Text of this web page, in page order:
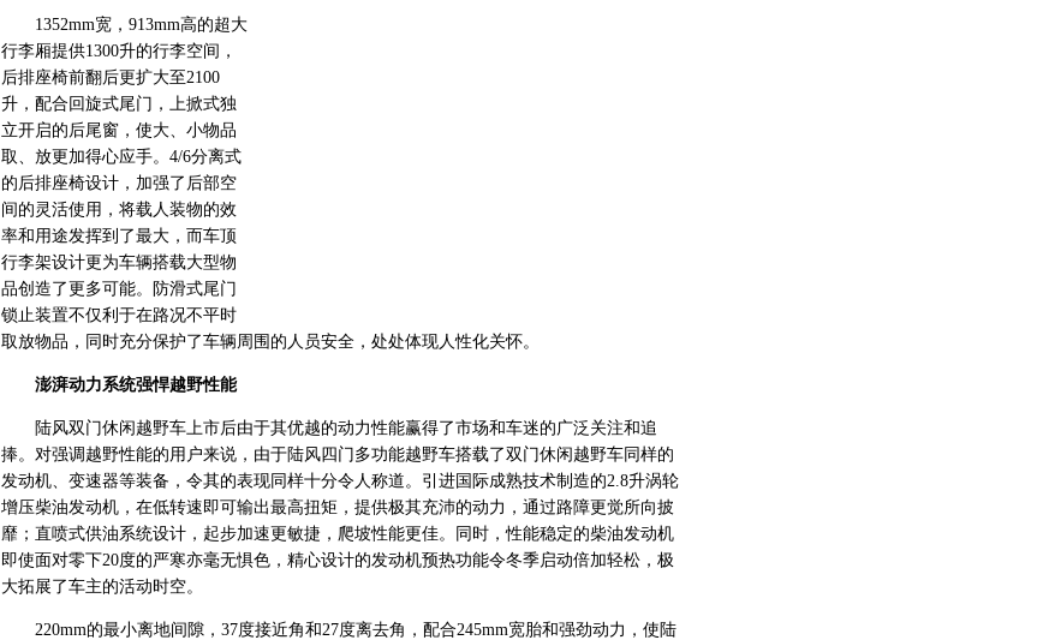
1352mm宽，913mm高的超大
行李厢提供1300升的行李空间，
后排座椅前翻后更扩大至2100
升，配合回旋式尾门，上掀式独
立开启的后尾窗，使大、小物品
取、放更加得心应手。4/6分离式
的后排座椅设计，加强了后部空
间的灵活使用，将载人装物的效
率和用途发挥到了最大，而车顶
行李架设计更为车辆搭载大型物
品创造了更多可能。防滑式尾门
锁止装置不仅利于在路况不平时
取放物品，同时充分保护了车辆周围的人员安全，处处体现人性化关怀。
澎湃动力系统强悍越野性能
陆风双门休闲越野车上市后由于其优越的动力性能赢得了市场和车迷的广泛关注和追
捧。对强调越野性能的用户来说，由于陆风四门多功能越野车搭载了双门休闲越野车同样的
发动机、变速器等装备，令其的表现同样十分令人称道。引进国际成熟技术制造的2.8升涡轮
增压柴油发动机，在低转速即可输出最高扭矩，提供极其充沛的动力，通过路障更觉所向披
靡；直喷式供油系统设计，起步加速更敏捷，爬坡性能更佳。同时，性能稳定的柴油发动机
即使面对零下20度的严寒亦毫无惧色，精心设计的发动机预热功能令冬季启动倍加轻松，极
大拓展了车主的活动时空。
220mm的最小离地间隙，37度接近角和27度离去角，配合245mm宽胎和强劲动力，使陆